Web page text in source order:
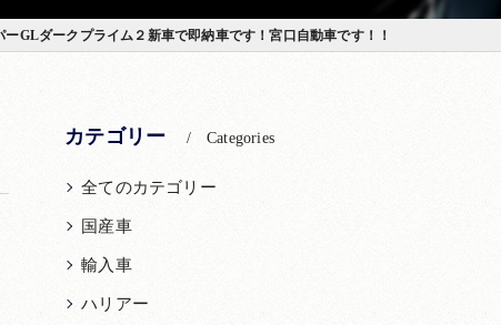
ーGLダークプライム２新車で即納車です！宮口自動車です！！
カテゴリー Categories
全てのカテゴリー
国産車
輸入車
ハリアー